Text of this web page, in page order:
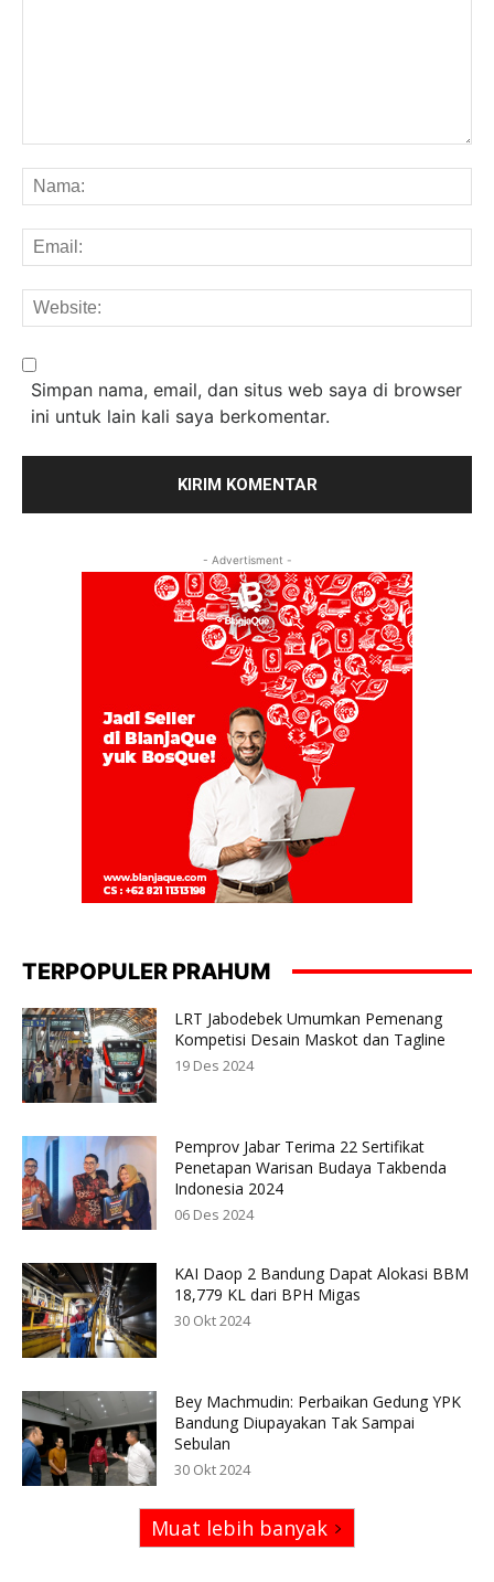
Simpan nama, email, dan situs web saya di browser
ini untuk lain kali saya berkomentar.
- Advertisment -
TERPOPULER PRAHUM
LRT Jabodebek Umumkan Pemenang
Kompetisi Desain Maskot dan Tagline
19 Des 2024
Pemprov Jabar Terima 22 Sertifikat
Penetapan Warisan Budaya Takbenda
Indonesia 2024
06 Des 2024
KAI Daop 2 Bandung Dapat Alokasi BBM
18,779 KL dari BPH Migas
30 Okt 2024
Bey Machmudin: Perbaikan Gedung YPK
Bandung Diupayakan Tak Sampai
Sebulan
30 Okt 2024
Muat lebih banyak